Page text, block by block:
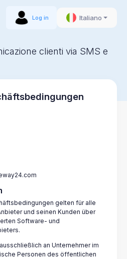
Log in Italiano
clienti via SMS e
gelten für alle
und seinen Kunden über
Software- und
an Unternehmer im
Personen des öffentlichen